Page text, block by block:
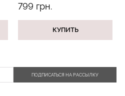
799 грн.
КУПИТЬ
ПОДПИСАТЬСЯ НА РАССЫЛКУ
Бюстгальтер-невидимка
самоклеющийся
(бежевый)